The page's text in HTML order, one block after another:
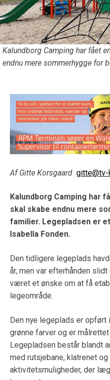
Kalundborg Camping har fået
endnu mere sommerhygge for
Af Gitte Korsgaard gitte@tv-
Kalundborg Camping har
skal skabe endnu mere
familier. Legepladsen er
Isabella Fonden.
Den tidligere legeplads
år, men var efterhånden
været et ønske om at få
legeområde.
Den nye legeplads er
grønne farver og er
Legepladsen består blandt
med rutsjebane, klatrenet
aktivitetsmuligheder, der